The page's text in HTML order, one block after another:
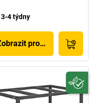
3-4 týdny
produkt